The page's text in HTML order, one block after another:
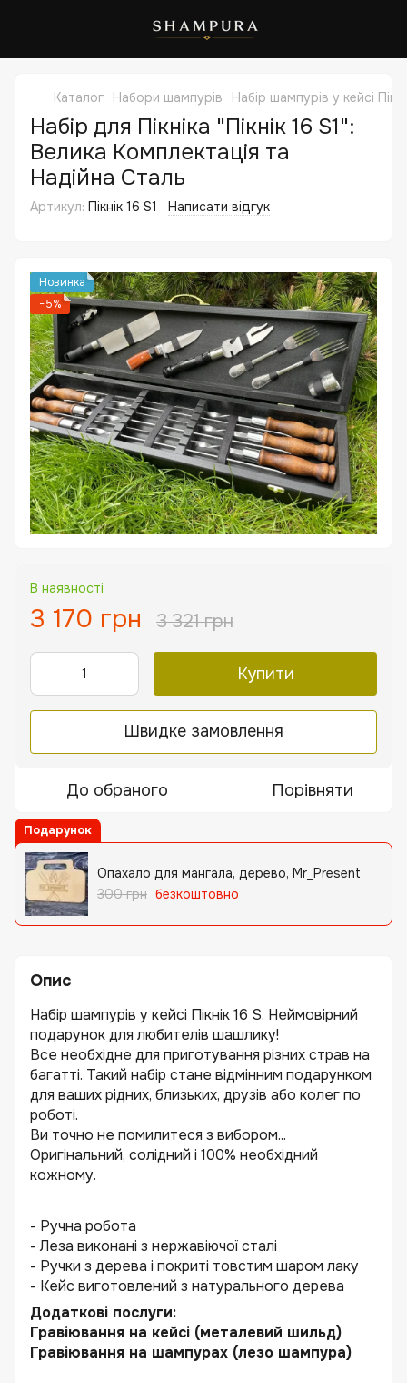
Каталог Набори шампурів Набір шампурів у кейсі
Набір для Пікніка "Пікнік 16 S1":
Велика Комплектація та
Надійна Сталь
Артикул: Пікнік 16 S1 Написати відгук
Новинка
−5%
В наявності
3 170 грн 3 321 грн
Купити
Швидке замовлення
До обраного Порівняти
Подарунок
Опахало для мангала, дерево, Mr_Present
300 грн безкоштовно
Опис
Набір шампурів у кейсі Пікнік 16 S. Неймовірний
подарунок для любителів шашлику!
Все необхідне для приготування різних страв на
багатті. Такий набір стане відмінним подарунком
для ваших рідних, близьких, друзів або колег по
роботі.
Ви точно не помилитеся з вибором...
Оригінальний, солідний і 100% необхідний
кожному.
- Ручна робота
- Леза виконані з нержавіючої сталі
- Ручки з дерева і покриті товстим шаром лаку
- Кейс виготовлений з натурального дерева
Додаткові послуги:
Гравіювання на кейсі (металевий шильд)
Гравіювання на шампурах (лезо шампура)